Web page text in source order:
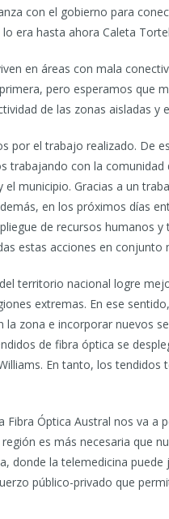
con el gobierno para
era hasta ahora Caleta
en áreas con mala
pero esperamos
de las zonas aisladas
por el trabajo realizado. De
trabajando con la
municipio. Gracias a un
en los próximos días
de recursos humanos
estas acciones en
territorio nacional logre
extremas. En ese
zona e incorporar nuevos
de fibra óptica se
En tanto, los
Fibra Óptica Austral nos va
es más necesaria que
donde la telemedicina
público-privado que